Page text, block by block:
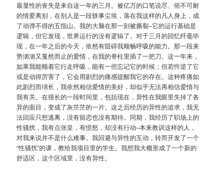
最显性的丧失是来自这一年的三月。被亿万的口笔说尽、俗不可耐
的情爱离别，在别人是一段轶事尘埃，落在我这样的凡人身上，成
了动弹不得的五指山。我的大脑在那一刻被撕裂–它的运行基础是
逻辑，但它发现，世界运行的没有逻辑了。对于三月的回忆纤毫毕
现，在一年之后的今天，依然有阻碍我顺畅呼吸的能力。那一段来
势汹汹又戛然而止的爱情，在我的脊柱里插了一把刀。这一年来，
如果我能顺着它行走呼吸，能有一些忘记它的时候；但若忤逆了它
或是动得厉害了，它会用剧烈的痛感提醒我它的存在。这种疼痛如
此剧烈而绵长，我依然相信爱情的美好，却似乎无法再相信爱情与
我有关。在很长的一段时间里，包括现在，异性在我眼里失掉了各
异的面目，变成了灰茫茫的一片。这之后经历的异性的追求，我无
法回应只想逃离，没有留恋也没有期待。同期，我经历了职场上的
性骚扰，我有点张皇，有愤怒，却没有行动–本来教训这样的人，
对我来说并不是什么难事。我回避与异性的互动，转而开发了一个
“性骚扰”的课，教给我项目里的学生。我想我大概形成了一个新的
舒适区，这个区域里，没有异性。